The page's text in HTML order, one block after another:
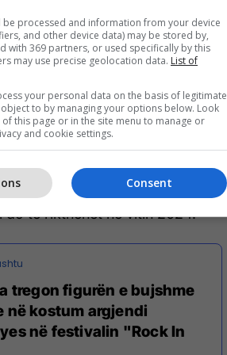
ofroi një paraqitje të shkurtër
një vështrim nga vitet
vendin e City of Rock për
do të rikthehet në vitin 2024.
tregon figurën e bujshme
në kostum argjendi
në festivalin "Rock In
processed and information from your device
and other device data) may be stored by,
with 369 partners, or used specifically by this
may use precise geolocation data. List of
your personal data on the basis of legitimate
to by managing your options below. Look
this page or in the site menu to manage or
and cookie settings.
Consent